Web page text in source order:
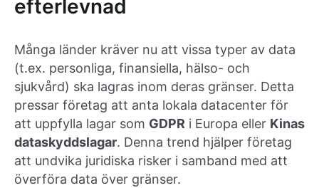
efterlevnad
Många länder kräver nu att vissa typer av data
(t.ex. personliga, finansiella, hälso- och
sjukvård) ska lagras inom deras gränser. Detta
pressar företag att anta lokala datacenter för
att uppfylla lagar som GDPR i Europa eller Kinas
dataskyddslagar. Denna trend hjälper företag
att undvika juridiska risker i samband med att
överföra data över gränser.